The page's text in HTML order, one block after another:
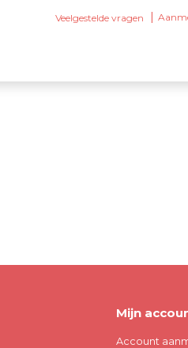
Veelgestelde vragen
Mijn
Account